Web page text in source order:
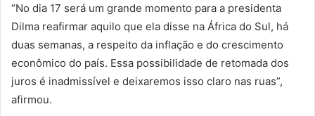
“No dia 17 será um grande momento para a presidenta
Dilma reafirmar aquilo que ela disse na África do Sul, há
duas semanas, a respeito da inflação e do crescimento
econômico do país. Essa possibilidade de retomada dos
juros é inadmissível e deixaremos isso claro nas ruas”,
afirmou.